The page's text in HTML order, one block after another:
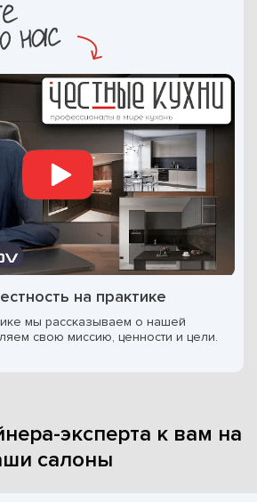
на практике
мы рассказываем о нашей
свою миссию, ценности и цели.
эксперта к вам на
салоны